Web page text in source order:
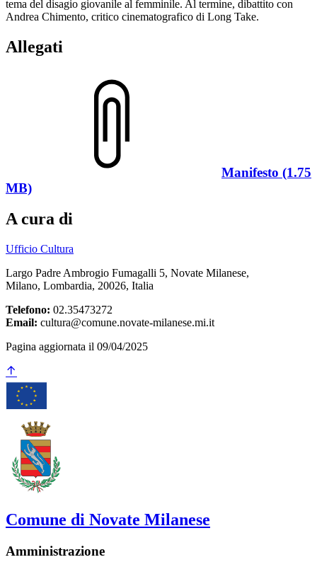
tema del disagio giovanile al femminile. Al termine, dibattito con
Andrea Chimento, critico cinematografico di Long Take.
Allegati
Manifesto (1.75
MB)
A cura di
Ufficio Cultura
Largo Padre Ambrogio Fumagalli 5, Novate Milanese,
Milano, Lombardia, 20026, Italia
Telefono: 02.35473272
Email: cultura@comune.novate-milanese.mi.it
Pagina aggiornata il 09/04/2025
Comune di Novate Milanese
Amministrazione